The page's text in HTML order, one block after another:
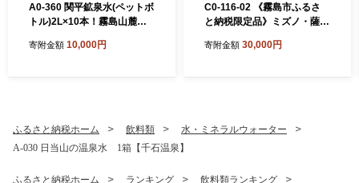
A0-360 関平鉱泉水(ペットボ
トル)2L×10本！霧島山麓の
水♪美容と健康のミネラル成
寄附金額 10,000円
C0-116-02 《霧島市ふるさ
と納税限定品》ミズノ・薩摩
ク・M)【ミズノ】 日本製 国
寄附金額 30,000円
ふるさと納税ホーム 飲料類
水・ミネラルウォーター
A-030 日当山の温泉水 1箱【千石温泉】
ふるさと納税ホーム ランキング 飲料類ランキング